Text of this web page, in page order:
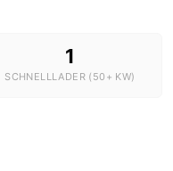
1
SCHNELLLADER (50+ KW)